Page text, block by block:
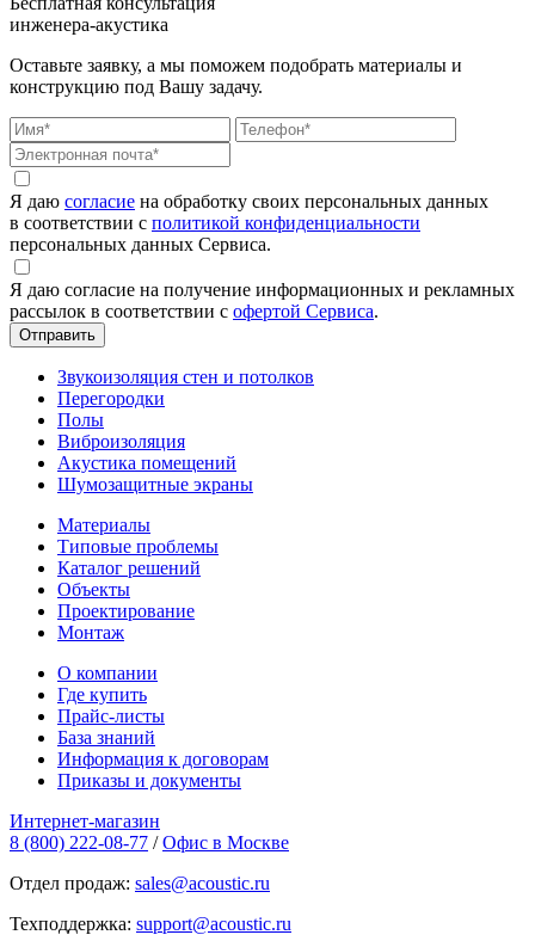
инженера-акустика
Оставьте заявку, а мы поможем подобрать материалы и
конструкцию под Вашу задачу.
Я даю согласие на обработку своих персональных данных
в соответствии с политикой конфиденциальности
персональных данных Сервиса.
Я даю согласие на получение информационных и рекламных
рассылок в соответствии с офертой Сервиса.
Звукоизоляция стен и потолков
Перегородки
Полы
Виброизоляция
Акустика помещений
Шумозащитные экраны
Материалы
Типовые проблемы
Каталог решений
Объекты
Проектирование
Монтаж
О компании
Где купить
Прайс-листы
База знаний
Информация к договорам
Приказы и документы
Интернет-магазин
8 (800) 222-08-77 / Офис в Москве
Отдел продаж: sales@acoustic.ru
Техподдержка: support@acoustic.ru